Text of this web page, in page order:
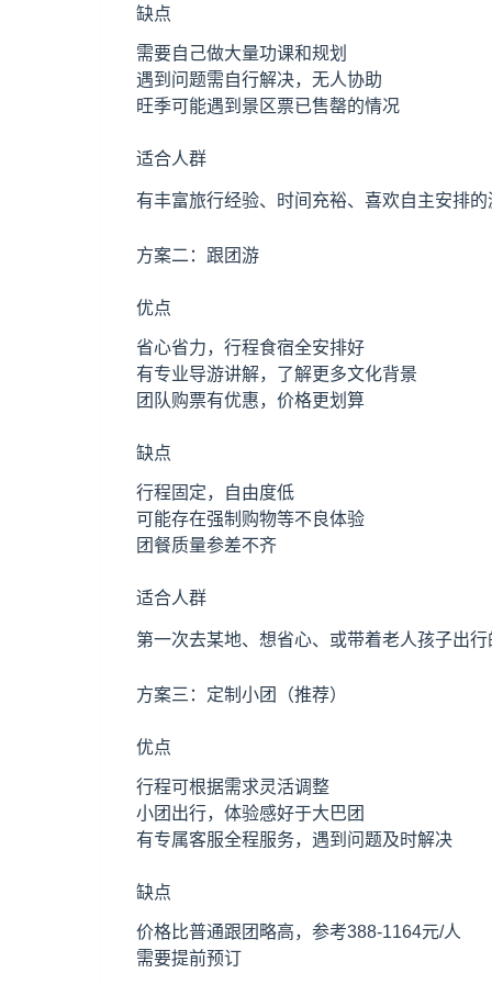
缺点
需要自己做大量功课和规划
遇到问题需自行解决，无人协助
旺季可能遇到景区票已售罄的情况
适合人群
有丰富旅行经验、时间充裕、喜欢自主安排的
方案二：跟团游
优点
省心省力，行程食宿全安排好
有专业导游讲解，了解更多文化背景
团队购票有优惠，价格更划算
缺点
行程固定，自由度低
可能存在强制购物等不良体验
团餐质量参差不齐
适合人群
第一次去某地、想省心、或带着老人孩子出
方案三：定制小团（推荐）
优点
行程可根据需求灵活调整
小团出行，体验感好于大巴团
有专属客服全程服务，遇到问题及时解决
缺点
价格比普通跟团略高，参考388-1164元/人
需要提前预订